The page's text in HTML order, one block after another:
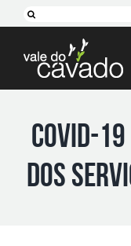
to
content
Search
Cávado 2030
Projetos
COVID-
DOS